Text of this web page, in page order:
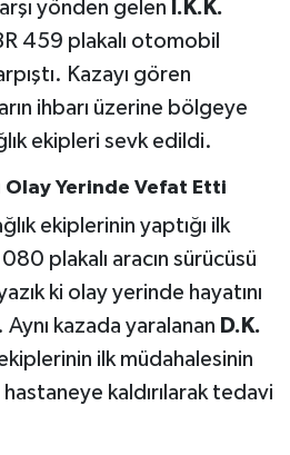
yönden gelen İ.K.K.
459 plakalı otomobil
Kazayı gören
ihbarı üzerine bölgeye
ekipleri sevk edildi.
Olay Yerinde Vefat Etti
ekiplerinin yaptığı ilk
plakalı aracın sürücüsü
ki olay yerinde hayatını
kazada yaralanan D.K.
ilk müdahalesinin
kaldırılarak tedavi